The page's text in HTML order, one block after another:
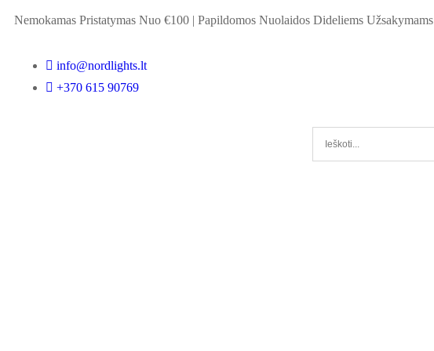
Nemokamas Pristatymas Nuo €100 | Papildomos Nuolaidos Dideliems Užsakymams
info@nordlights.lt
+370 615 90769